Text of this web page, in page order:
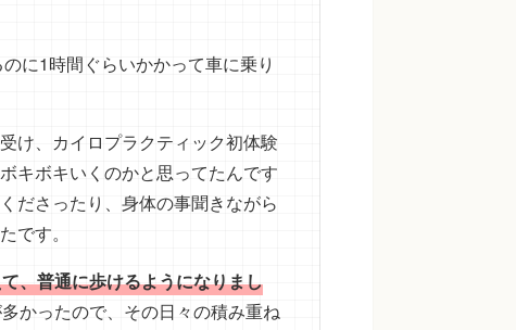
に1時間ぐらいかかって車に乗り
け、カイロプラクティック初体験
キボキいくのかと思ってたんです
ださったり、身体の事聞きながら
です。
、普通に歩けるようになりまし
かったので、その日々の積み重ね